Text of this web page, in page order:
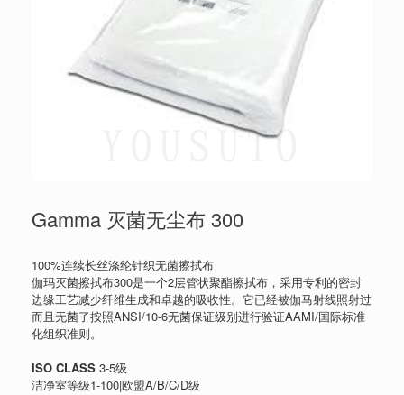
Gamma 灭菌无尘布 300
100%连续长丝涤纶针织无菌擦拭布
伽玛灭菌擦拭布300是一个2层管状聚酯擦拭布，采用专利的密封
边缘工艺减少纤维生成和卓越的吸收性。它已经被伽马射线照射过
而且无菌了按照ANSI/10-6无菌保证级别进行验证AAMI/国际标准
化组织准则。
ISO CLASS 3-5级
洁净室等级1-100|欧盟A/B/C/D级